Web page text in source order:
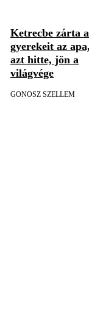
Ketrecbe zárta a
gyerekeit az
azt hitte, jön a
világvége
GONOSZ SZELLEM